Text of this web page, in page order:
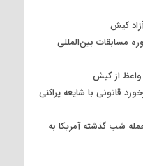
کیش
مسابقات بین‌المللی
از کیش
قانونی با شایعه پراکنی
شب گذشته آمریکا به